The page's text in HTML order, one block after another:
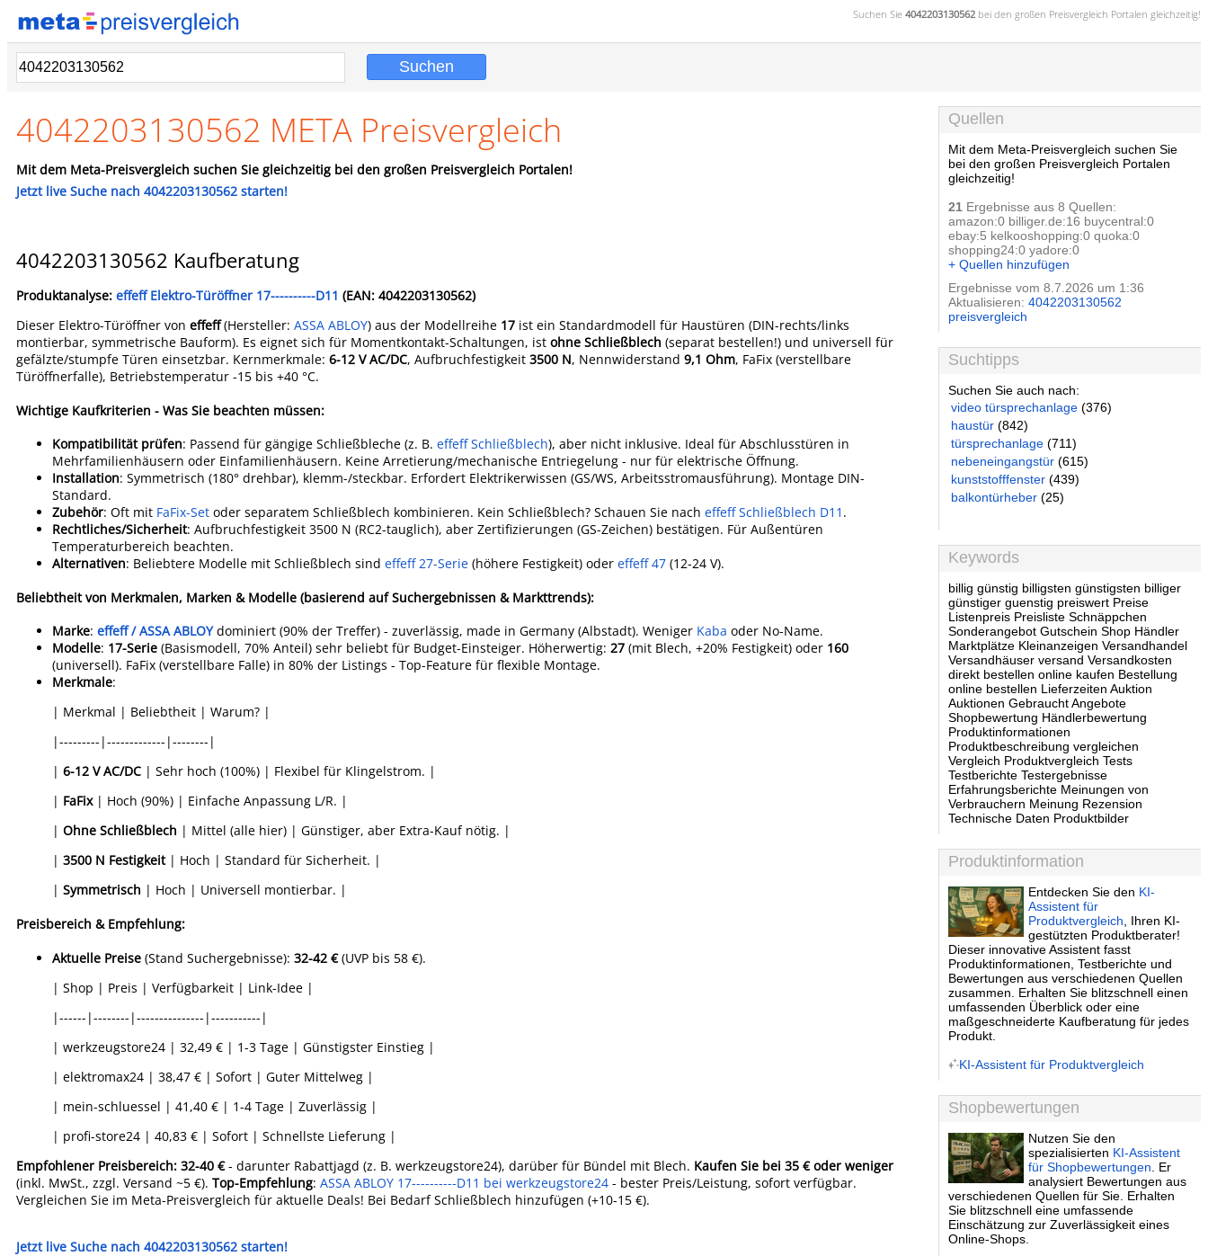
Suchen Sie 4042203130562 bei den großen Preisvergleich Portalen gleichzeitig!
4042203130562 META Preisvergleich
Mit dem Meta-Preisvergleich suchen Sie gleichzeitig bei den großen Preisvergleich Portalen!
Jetzt live Suche nach 4042203130562 starten!
4042203130562 Kaufberatung
Produktanalyse: effeff Elektro-Türöffner 17----------D11 (EAN: 4042203130562)
Dieser Elektro-Türöffner von effeff(Hersteller: ASSA ABLOY) aus der Modellreihe 17 ist ein Standardmodell für Haustüren (DIN-rechts/links
montierbar, symmetrische Bauform). Es eignet sich für Momentkontakt-Schaltungen, ist ohne Schließblech (separat bestellen!) und universell für
gefälzte/stumpfe Türen einsetzbar. Kernmerkmale: 6-12 V AC/DC, Aufbruchfestigkeit 3500 N, Nennwiderstand 9,1 Ohm, FaFix (verstellbare
Türöffnerfalle), Betriebstemperatur -15 bis +40 °C.
Wichtige Kaufkriterien - Was Sie beachten müssen:
Kompatibilität prüfen: Passend für gängige Schließbleche (z. B. effeff Schließblech), aber nicht inklusive. Ideal für Abschlusstüren in
Mehrfamilienhäusern oder Einfamilienhäusern. Keine Arretierung/mechanische Entriegelung - nur für elektrische Öffnung.
Installation: Symmetrisch (180° drehbar), klemm-/steckbar. Erfordert Elektrikerwissen (GS/WS, Arbeitsstromausführung). Montage DIN-
Standard.
Zubehör: Oft mit FaFix-Set oder separatem Schließblech kombinieren. Kein Schließblech? Schauen Sie nach effeff Schließblech D11 .
Rechtliches/Sicherheit: Aufbruchfestigkeit 3500 N (RC2-tauglich), aber Zertifizierungen (GS-Zeichen) bestätigen. Für Außentüren
Temperaturbereich beachten.
Alternativen: Beliebtere Modelle mit Schließblech sind effeff 27-Serie (höhere Festigkeit) oder effeff 47 (12-24 V).
Beliebtheit von Merkmalen, Marken & Modelle (basierend auf Suchergebnissen & Markttrends):
Marke: effeff / ASSA ABLOYdominiert (90% der Treffer) - zuverlässig, made in Germany (Albstadt). Weniger Kaba oder No-Name.
Modelle: 17-Serie (Basismodell, 70% Anteil) sehr beliebt für Budget-Einsteiger. Höherwertig: 27 (mit Blech, +20% Festigkeit) oder 160
(universell). FaFix (verstellbare Falle) in 80% der Listings - Top-Feature für flexible Montage.
Merkmale:
| Merkmal | Beliebtheit | Warum? |
|---------|-------------|--------|
| 6-12 V AC/DC | Sehr hoch (100%) | Flexibel für Klingelstrom. |
| FaFix| Hoch (90%) | Einfache Anpassung L/R. |
| Ohne Schließblech | Mittel (alle hier) | Günstiger, aber Extra-Kauf nötig. |
| 3500 N Festigkeit| Hoch | Standard für Sicherheit. |
| Symmetrisch | Hoch | Universell montierbar. |
Preisbereich & Empfehlung:
Aktuelle Preise (Stand Suchergebnisse): 32-42 €(UVP bis 58 €).
| Shop | Preis | Verfügbarkeit | Link-Idee |
|------|--------|---------------|-----------|
| werkzeugstore24 | 32,49 € | 1-3 Tage | Günstigster Einstieg |
| elektromax24 | 38,47 € | Sofort | Guter Mittelweg |
| mein-schluessel | 41,40 € | 1-4 Tage | Zuverlässig |
| profi-store24 | 40,83 € | Sofort | Schnellste Lieferung |
Empfohlener Preisbereich: 32-40 €- darunter Rabattjagd (z. B. werkzeugstore24), darüber für Bündel mit Blech. Kaufen Sie bei 35 € oder weniger
(inkl. MwSt., zzgl. Versand ~5 €). Top-Empfehlung: ASSA ABLOY 17----------D11 bei werkzeugstore24 - bester Preis/Leistung, sofort verfügbar.
Vergleichen Sie im Meta-Preisvergleich für aktuelle Deals! Bei Bedarf Schließblech hinzufügen (+10-15 €).
Jetzt live Suche nach 4042203130562 starten!
Quellen
Mit dem Meta-Preisvergleich suchen Sie
bei den großen Preisvergleich Portalen
gleichzeitig!
21 Ergebnisse aus 8 Quellen:
amazon:0 billiger.de:16 buycentral:0
ebay:5 kelkooshopping:0 quoka:0
shopping24:0 yadore:0
+ Quellen hinzufügen
Ergebnisse vom 8.7.2026 um 1:36
Aktualisieren: 4042203130562
preisvergleich
Suchtipps
Suchen Sie auch nach:
video türsprechanlage (376)
haustür (842)
türsprechanlage (711)
nebeneingangstür (615)
kunststofffenster (439)
balkontürheber (25)
Keywords
billig günstig billigsten günstigsten billiger
günstiger guenstig preiswert Preise
Listenpreis Preisliste Schnäppchen
Sonderangebot Gutschein Shop Händler
Marktplätze Kleinanzeigen Versandhandel
Versandhäuser versand Versandkosten
direkt bestellen online kaufen Bestellung
online bestellen Lieferzeiten Auktion
Auktionen Gebraucht Angebote
Shopbewertung Händlerbewertung
Produktinformationen
Produktbeschreibung vergleichen
Vergleich Produktvergleich Tests
Testberichte Testergebnisse
Erfahrungsberichte Meinungen von
Verbrauchern Meinung Rezension
Technische Daten Produktbilder
Produktinformation
Entdecken Sie den KI-
Assistent für
Produktvergleich , Ihren KI-
gestützten Produktberater!
Dieser innovative Assistent fasst
Produktinformationen, Testberichte und
Bewertungen aus verschiedenen Quellen
zusammen. Erhalten Sie blitzschnell einen
umfassenden Überblick oder eine
maßgeschneiderte Kaufberatung für jedes
Produkt.
KI-Assistent für Produktvergleich
Shopbewertungen
Nutzen Sie den
spezialisierten KI-Assistent
für Shopbewertungen . Er
analysiert Bewertungen aus
verschiedenen Quellen für Sie. Erhalten
Sie blitzschnell eine umfassende
Einschätzung zur Zuverlässigkeit eines
Online-Shops.